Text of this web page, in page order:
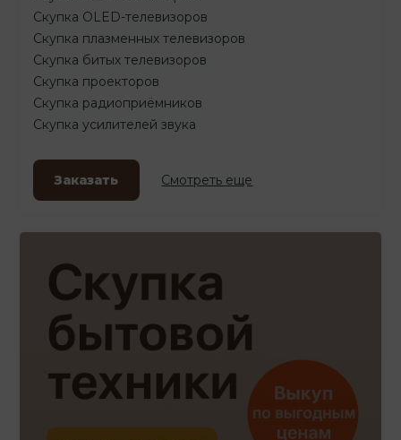
Скупка OLED-телевизоров
Скупка плазменных телевизоров
Скупка битых телевизоров
Скупка проекторов
Скупка радиоприёмников
Скупка усилителей звука
Заказать Смотреть еще